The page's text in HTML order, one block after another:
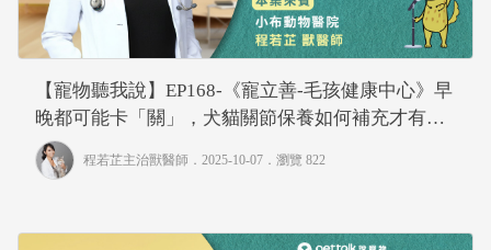
【寵物聽我說】EP168-《寵立善-毛孩健康中心》早
晚都可能卡「關」，犬貓關節保養如何補充才有
感？｜專業獸醫—程若芷
程若芷主治獸醫師 ．2025-10-07． 瀏覽 822